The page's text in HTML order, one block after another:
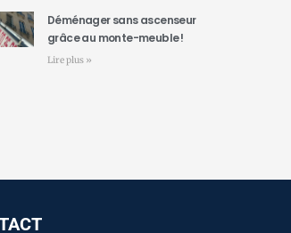
Déménager sans ascenseur
grâce au monte-meuble !
Lire plus »